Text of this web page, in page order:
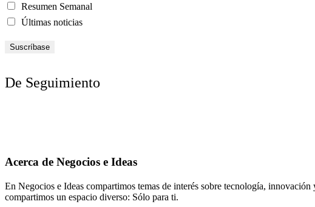
Resumen Semanal
Últimas noticias
De Seguimiento
Acerca de Negocios e Ideas
En Negocios e Ideas compartimos temas de interés sobre tecnología,
compartimos un espacio diverso: Sólo para ti.